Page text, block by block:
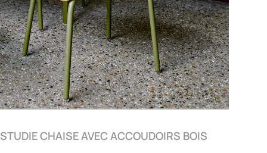
STUDIE CHAISE AVEC ACCOUDOIRS BOIS